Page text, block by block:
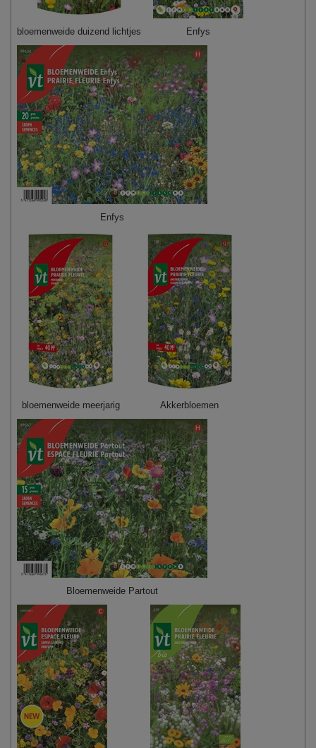
bloemenweide duizend lichtjes Enfys
Enfys
bloemenweide meerjarig Akkerbloemen
Bloemenweide Partout